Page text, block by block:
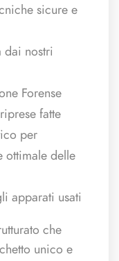
sicure e
dai nostri
Forense
fatte
per
ottimale delle
apparati usati
che
unico e